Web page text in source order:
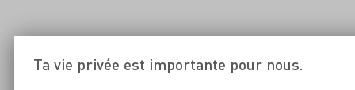
Ta vie privée est importante pour nous.